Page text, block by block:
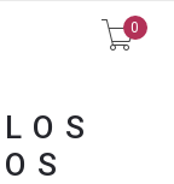
0